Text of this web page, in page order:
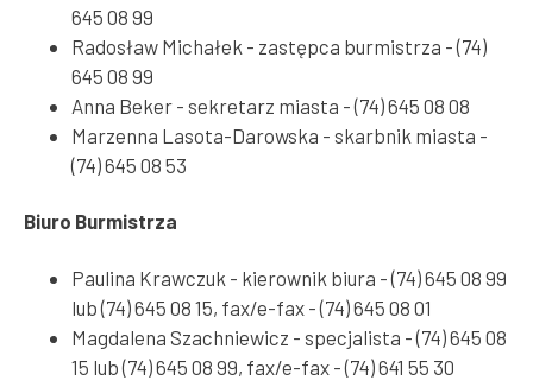
645 08 99
Radosław Michałek - zastępca burmistrza - (74)
645 08 99
Anna Beker - sekretarz miasta - (74) 645 08 08
Marzenna Lasota-Darowska - skarbnik miasta -
(74) 645 08 53
Biuro Burmistrza
Paulina Krawczuk - kierownik biura - (74) 645 08 99
lub (74) 645 08 15, fax/e-fax - (74) 645 08 01
Magdalena Szachniewicz - specjalista - (74) 645 08
15 lub (74) 645 08 99, fax/e-fax - (74) 641 55 30